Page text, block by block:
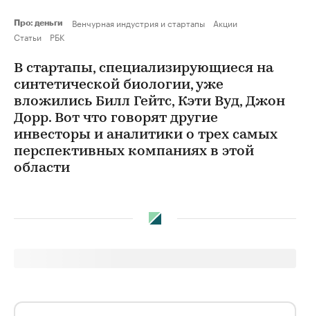
Про: деньги Венчурная индустрия и стартапы
Акции
Статьи
РБК
В стартапы, специализирующиеся на
синтетической биологии, уже
вложились Билл Гейтс, Кэти Вуд, Джон
Дорр. Вот что говорят другие
инвесторы и аналитики о трех самых
перспективных компаниях в этой
области